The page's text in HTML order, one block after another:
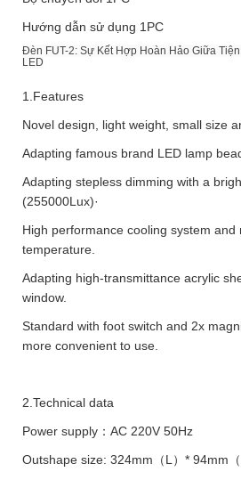
Hướng dẫn sử dụng 1PC
Đèn FUT-2: Sự Kết Hợp Hoàn Hảo Giữa
LED
1.Features
Novel design, light weight, small size
Adapting famous brand LED lamp
Adapting stepless dimming with a
(255000Lux)·
High performance cooling system and
temperature.
Adapting high-transmittance acrylic
window.
Standard with foot switch and 2x
more convenient to use.
2.Technical data
Power supply：AC 220V 50Hz
Outshape size: 324mm（L）* 94mm（